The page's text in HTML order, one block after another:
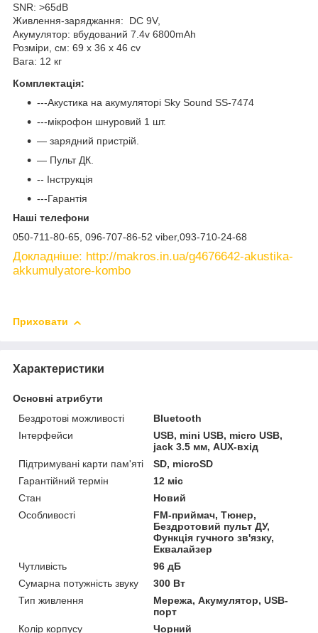
SNR: >65dB
Живлення-заряджання: DC 9V,
Акумулятор: вбудований 7.4v 6800mAh
Розміри, см: 69 х 36 x 46 cv
Вага: 12 кг
Комплектація:
---Акустика на акумуляторі Sky Sound SS-7474
---мікрофон шнуровий 1 шт.
— зарядний пристрій.
— Пульт ДК.
-- Інструкція
---Гарантія
Наші телефони
050-711-80-65, 096-707-86-52 viber,093-710-24-68
Докладніше: http://makros.in.ua/g4676642-akustika-
akkumulyatore-kombo
Приховати
Характеристики
Основні атрибути
Бездротові можливості
Bluetooth
Інтерфейси
USB, mini USB, micro USB,
jack 3.5 мм, AUX-вхід
Підтримувані карти пам'яті
SD, microSD
Гарантійний термін
12 міс
Стан
Новий
Особливості
FM-приймач, Тюнер,
Бездротовий пульт ДУ,
Функція гучного зв'язку,
Еквалайзер
Чутливість
96 дБ
Сумарна потужність звуку
300 Вт
Тип живлення
Мережа, Акумулятор, USB-
порт
Колір корпусу
Чорний